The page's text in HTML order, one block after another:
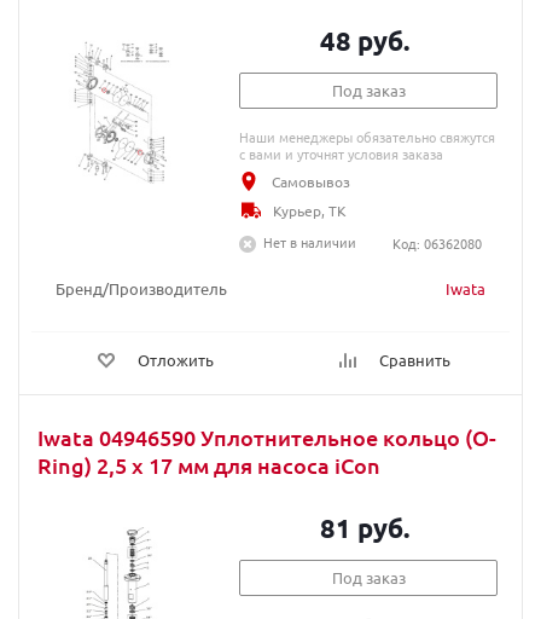
Бренд/Производитель Iwata
Отложить Сравнить
48 руб.
Под заказ
Наши менеджеры обязательно свяжутся
с вами и уточнят условия заказа
Самовывоз
Курьер, ТК
Нет в наличии
Код: 06362080
Iwata 04946590 Уплотнительное кольцо (O-
Ring) 2,5 x 17 мм для насоса iCon
81 руб.
Под заказ